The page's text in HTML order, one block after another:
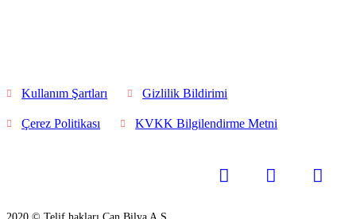
Kullanım Şartları Gizlilik Bildirimi
Çerez Politikası KVKK Bilgilendirme Metni